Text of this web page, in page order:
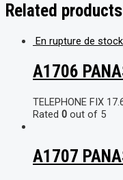
Related products
En rupture de stock
A1706
TELEPHONE FIX
Rated 0 out of 5
A1707